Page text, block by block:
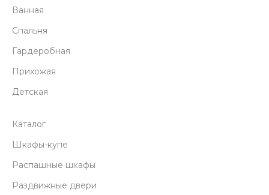
Ванная
Спальня
Гардеробная
Прихожая
Детская
Каталог
Шкафы-купе
Распашные шкафы
Раздвижные двери